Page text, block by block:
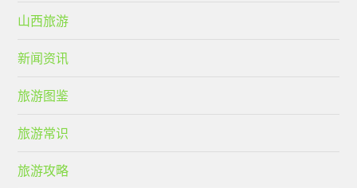
山西旅游
新闻资讯
旅游图鉴
旅游常识
旅游攻略